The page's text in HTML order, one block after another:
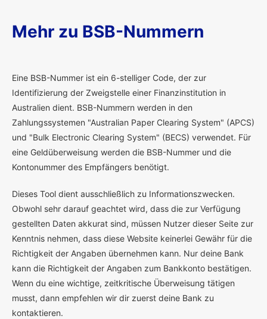
Mehr zu BSB-Nummern
Eine BSB-Nummer ist ein 6-stelliger Code, der zur
Identifizierung der Zweigstelle einer Finanzinstitution in
Australien dient. BSB-Nummern werden in den
Zahlungssystemen "Australian Paper Clearing System" (APCS)
und "Bulk Electronic Clearing System" (BECS) verwendet. Für
eine Geldüberweisung werden die BSB-Nummer und die
Kontonummer des Empfängers benötigt.
Dieses Tool dient ausschließlich zu Informationszwecken.
Obwohl sehr darauf geachtet wird, dass die zur Verfügung
gestellten Daten akkurat sind, müssen Nutzer dieser Seite zur
Kenntnis nehmen, dass diese Website keinerlei Gewähr für die
Richtigkeit der Angaben übernehmen kann. Nur deine Bank
kann die Richtigkeit der Angaben zum Bankkonto bestätigen.
Wenn du eine wichtige, zeitkritische Überweisung tätigen
musst, dann empfehlen wir dir zuerst deine Bank zu
kontaktieren.